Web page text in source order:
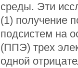
среды. Эти
(1) получение
подсистем на
(ППЭ) трех
одной